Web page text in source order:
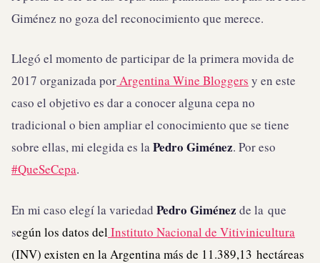
Giménez no goza del reconocimiento que merece.
Llegó el momento de participar de la primera movida de
2017 organizada porArgentina Wine Bloggers y en este
caso el objetivo es dar a conocer alguna cepa no
tradicional o bien ampliar el conocimiento que se tiene
sobre ellas, mi elegida es laPedro Giménez. Por eso
#QueSeCepa.
En mi caso elegí la variedad Pedro Giménez de la que
según los datos del Instituto Nacional de Vitivinicultura
(INV) existen en la Argentina más de 11.389,13 hectáreas